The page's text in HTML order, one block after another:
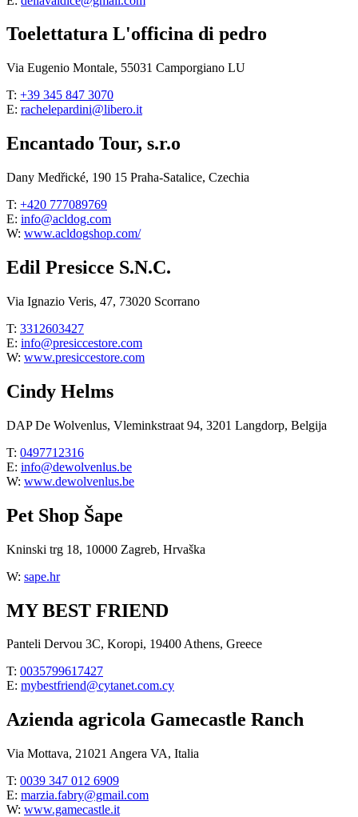
Toelettatura L'officina di pedro
Via Eugenio Montale, 55031 Camporgiano LU
T: +39 345 847 3070
E: rachelepardini@libero.it
Encantado Tour, s.r.o
Dany Medřické, 190 15 Praha-Satalice, Czechia
T: +420 777089769
E: info@acldog.com
W: www.acldogshop.com/
Edil Presicce S.N.C.
Via Ignazio Veris, 47, 73020 Scorrano
T: 3312603427
E: info@presiccestore.com
W: www.presiccestore.com
Cindy Helms
DAP De Wolvenlus, Vleminkstraat 94, 3201 Langdorp, Belgija
T: 0497712316
E: info@dewolvenlus.be
W: www.dewolvenlus.be
Pet Shop Šape
Kninski trg 18, 10000 Zagreb, Hrvaška
W: sape.hr
MY BEST FRIEND
Panteli Dervou 3C, Koropi, 19400 Athens, Greece
T: 0035799617427
E: mybestfriend@cytanet.com.cy
Azienda agricola Gamecastle Ranch
Via Mottava, 21021 Angera VA, Italia
T: 0039 347 012 6909
E: marzia.fabry@gmail.com
W: www.gamecastle.it